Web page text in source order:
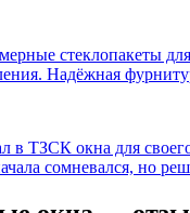
стеклопакеты
Надёжная
в ТЗСК окна для
сомневался, но